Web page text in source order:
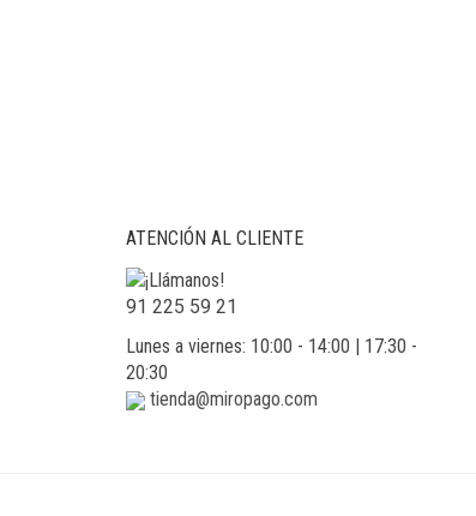
ATENCIÓN AL CLIENTE
91 225 59 21
Lunes a viernes: 10:00 - 14:00 | 17:30 -
20:30
tienda@miropago.com